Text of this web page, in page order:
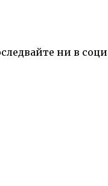
ни в